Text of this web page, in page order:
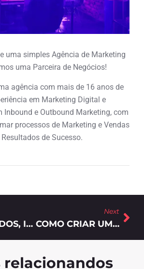
uma simples Agência de Marketing
uma Parceira de Negócios!
agência com mais de 16 anos de
em Marketing Digital e
Inbound e Outbound Marketing, com
processos de Marketing e Vendas
de Sucesso.
ENTRE DADOS, IDEIAS E CONEXÕES: OS BASTIDORES DA WEB BIZZ NO RD SUMMIT 2025
Next
COMO CRIAR UM PLANEJAMENTO DE MARKETING B2B PARA 2026?
relacionandos